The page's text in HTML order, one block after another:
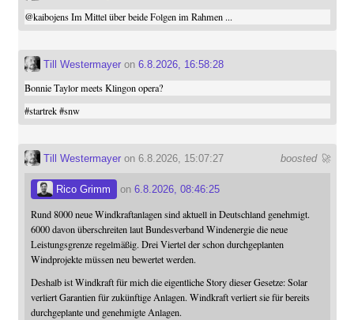
@kaibojensIm Mittel über beide Folgen im Rahmen ...
Till Westermayeron 6.8.2026, 16:58:28
Bonnie Taylor meets Klingon opera?
#startrek #snw
boosted 🚀
Till Westermayeron 6.8.2026, 15:07:27
Rico Grimm on 6.8.2026, 08:46:25
Rund 8000 neue Windkraftanlagen sind aktuell in Deutschland genehmigt.
6000 davon überschreiten laut Bundesverband Windenergie die neue
Leistungsgrenze regelmäßig. Drei Viertel der schon durchgeplanten
Windprojekte müssen neu bewertet werden.
Deshalb ist Windkraft für mich die eigentliche Story dieser Gesetze: Solar
verliert Garantien für zukünftige Anlagen. Windkraft verliert sie für bereits
durchgeplante und genehmigte Anlagen.